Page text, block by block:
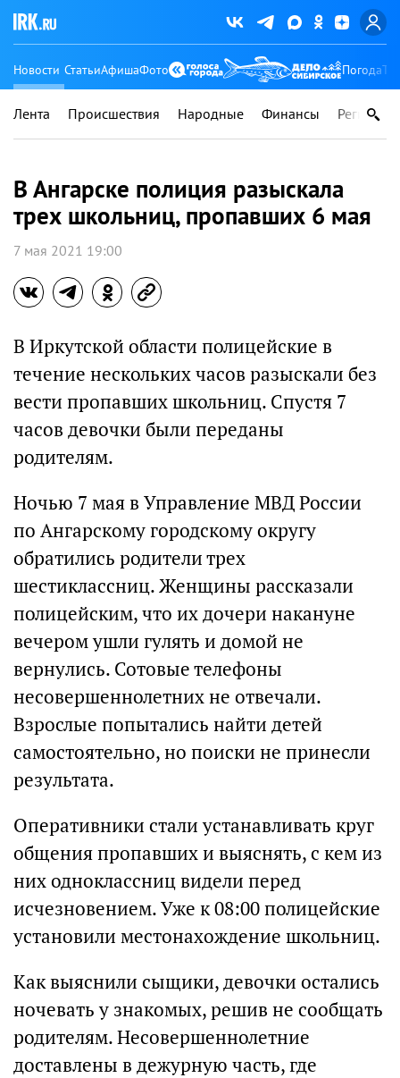
Новости СтатьиАфишаФото Погода
Лента Происшествия Народные Финансы Регионы
В Ангарске полиция разыскала
трех школьниц, пропавших 6 мая
7 мая 2021 19:00
В Иркутской области полицейские в
течение нескольких часов разыскали без
вести пропавших школьниц. Спустя 7
часов девочки были переданы
родителям.
Ночью 7 мая в Управление МВД России
по Ангарскому городскому округу
обратились родители трех
шестиклассниц. Женщины рассказали
полицейским, что их дочери накануне
вечером ушли гулять и домой не
вернулись. Сотовые телефоны
несовершеннолетних не отвечали.
Взрослые попытались найти детей
самостоятельно, но поиски не принесли
результата.
Оперативники стали устанавливать круг
общения пропавших и выяснять, с кем из
них одноклассниц видели перед
исчезновением. Уже к 08:00 полицейские
установили местонахождение школьниц.
Как выяснили сыщики, девочки остались
ночевать у знакомых, решив не сообщать
родителям. Несовершеннолетние
доставлены в дежурную часть, где